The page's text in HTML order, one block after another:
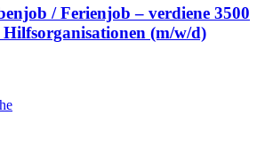
/ Ferienjob – verdiene 3500
(m/w/d)